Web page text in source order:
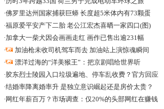
·佛罗里达州国家捕获巨蟒 长度超5米体内有73颗蛋
·福原爱平安产下二胎 老公江宏杰喜晒一家四口(图)
·加拿大一柴犬因会画画走红 画作已售出逾231幅
·
加油枪未收司机驾车而去 加油站上演惊魂瞬间
·
漂洋过海的“洋美猴王”：把京剧唱给世界听
·胶东烈士陵园入口垃圾遍地、停车乱收费？官方回应
·结婚率降离婚率升 是独立意识崛起还是房价太贵？
· 网红年薪百万？市场调查：仅20%的头部网红在赚钱